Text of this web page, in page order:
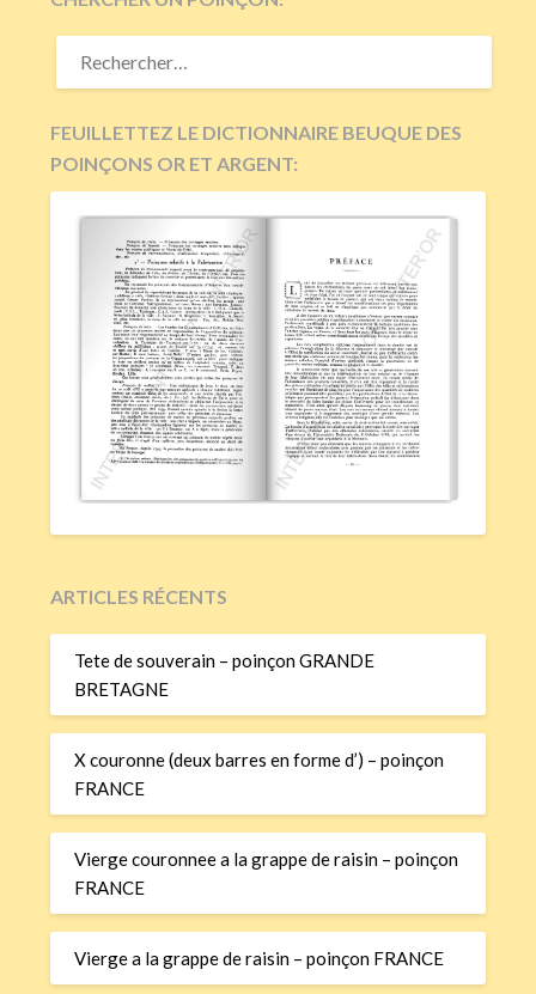
RECHERCHER :
FEUILLETTEZ LE DICTIONNAIRE BEUQUE DES
POINÇONS OR ET ARGENT:
ARTICLES RÉCENTS
Tete de souverain – poinçon GRANDE
BRETAGNE
X couronne (deux barres en forme d’) – poinçon
FRANCE
Vierge couronnee a la grappe de raisin – poinçon
FRANCE
Vierge a la grappe de raisin – poinçon FRANCE